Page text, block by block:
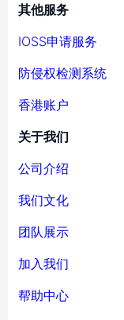
其他服务
IOSS申请服务
防侵权检测系统
香港账户
关于我们
公司介绍
我们文化
团队展示
加入我们
帮助中心